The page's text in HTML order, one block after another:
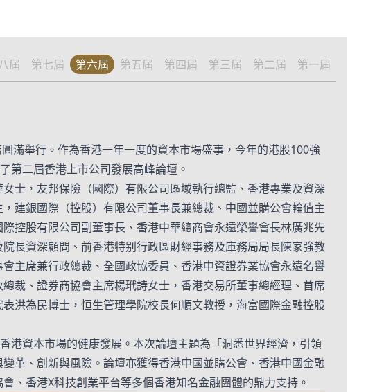
屆 第七屆 第六屆 第五屆 第四屆 第三屆 第二屆 第一屆
滿舉行。作為香港一年一度的資本市場盛事，今年的港股100強
第二屆香港上市公司發展高峰論壇。
士，友邦保險（國際）有限公司區域執行總監、香港專業及資深
建銀國際（控股）有限公司董事長兼總裁、中國並購公會輪值主
控股有限公司副董事長、香港中華總商會永遠榮譽會長林廣兆先
長資深顧問、前香港特别行政區財經事務及庫務局局長陳家強教
主席兼行政總裁、全國政協委員、香港中資證券業協會永遠名譽
裁、證券商協會主席楊玳詩女士，香港交易所董事總經理、首席
洪為民博士，恒生管理學院校長何順文教授，海富國際金融控股
港資本市場的健康發展。本次論壇主題為「洞悉世界經濟，引領
革、創新與風險。論壇亦獲得香港中國並購公會、香港中國金融
、香港X科技創業平台等多個香港知名金融團體的鼎力支持。